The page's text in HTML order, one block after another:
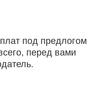
под предлогом
перед вами